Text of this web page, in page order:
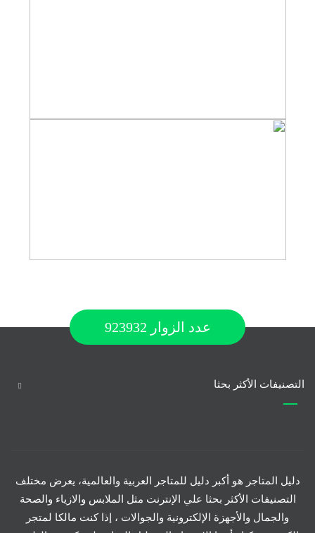
عدد الزوار 923932
التصنيفات الأكثر بحثا
دليل المتاجر هو أكبر دليل للمتاجر العربية والعالمية، يعرض مختلف
التصنيفات الأكثر بحثا علي الإنترنت مثل الملابس والازياء والصحة
والجمال والأجهزة الإلكترونية والجوالات ، إذا كنت مالكا لمتجر